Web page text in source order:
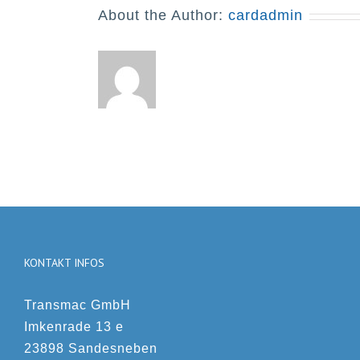
About the Author: cardadmin
KONTAKT INFOS
Transmac GmbH
Imkenrade 13 e
23898 Sandesneben